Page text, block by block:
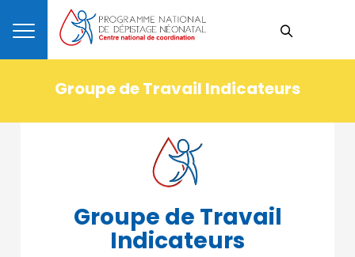
Groupe de Travail Indicateurs
Groupe de Travail
Indicateurs